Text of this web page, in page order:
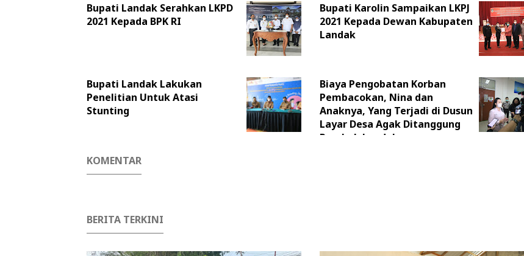
Bupati Landak Serahkan LKPD
2021 Kepada BPK RI
Bupati Karolin Sampaikan LKPJ
2021 Kepada Dewan Kabupaten
Landak
Bupati Landak Lakukan
Penelitian Untuk Atasi
Stunting
Biaya Pengobatan Korban
Pembacokan, Nina dan
Anaknya, Yang Terjadi di Dusun
Layar Desa Agak Ditanggung
Pemkab Landak
KOMENTAR
BERITA TERKINI